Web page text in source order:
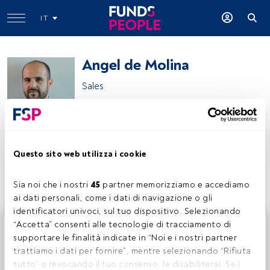
Questo sito web utilizza i cookie
Sia noi che i nostri 45 partner memorizziamo e accediamo
ai dati personali, come i dati di navigazione o gli
identificatori univoci, sul tuo dispositivo. Selezionando
“Accetta” consenti alle tecnologie di tracciamento di
supportare le finalità indicate in “Noi e i nostri partner
trattiamo i dati per fornire”, mentre selezionando “Rifiuta
tutto” o revocando il tuo consenso, le disabiliterai. Se i
IT
Angel de Molina
Sales
Condividi:
Questo è un articolo riservato agli utenti FundsPeople. Se
sei già registrato, accedi tramite il pulsante Login. Se non
hai ancora un account, ti invitiamo a registrarti per scoprire
tutti i contenuti che FundsPeople ha da offrire.